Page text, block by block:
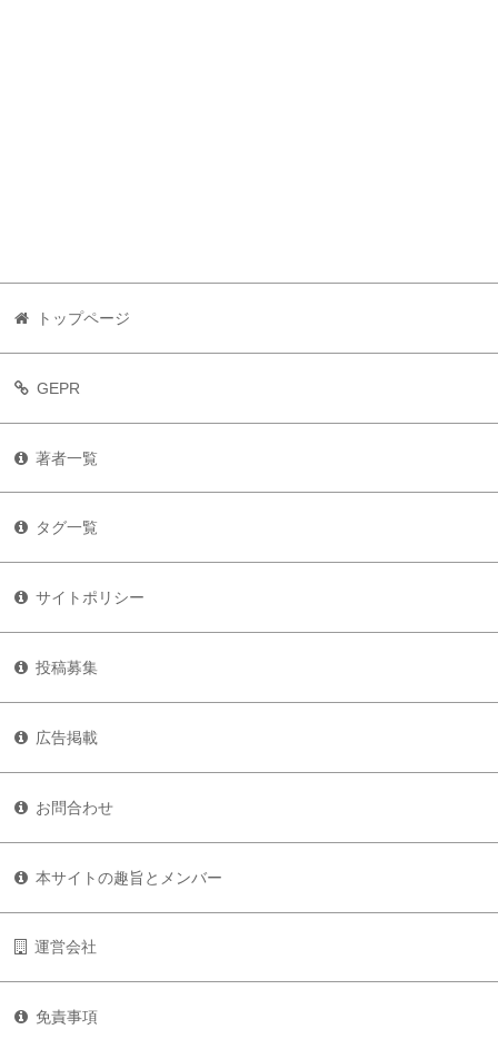
トップページ
GEPR
著者一覧
タグ一覧
サイトポリシー
投稿募集
広告掲載
お問合わせ
本サイトの趣旨とメンバー
運営会社
免責事項